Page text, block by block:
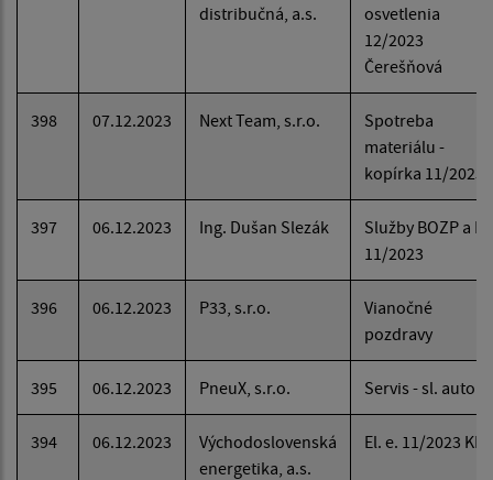
distribučná, a.s.
osvetlenia
12/2023
Čerešňová
398 07.12.2023 Next Team, s.r.o.
Spotreba
materiálu -
kopírka 11/2023
397 06.12.2023 Ing. Dušan Slezák
Služby BOZP a
11/2023
396 06.12.2023 P33, s.r.o.
Vianočné
pozdravy
395 06.12.2023 PneuX, s.r.o. Servis - sl. auto
394 06.12.2023
Východoslovenská
energetika, a.s.
El. e. 11/2023 KD